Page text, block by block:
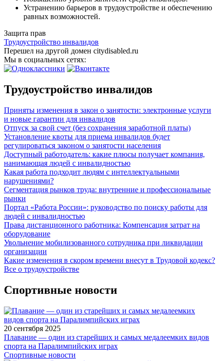
Устранению барьеров в трудоустройстве и обеспечению
равных возможностей.
Защита прав
Трудоустройство инвалидов
Перешел на другой домен citydisabled.ru
Мы в социальных сетях:
Трудоустройство инвалидов
Приняты изменения в закон о занятости: электронные услуги
и новые гарантии для инвалидов
Отпуск за свой счет (без сохранения заработной платы)
Установление квоты для приема инвалидов будет
регулироваться законом о занятости населения
Доступный работодатель: какие плюсы получает компания,
нанимающая людей с инвалидностью
Какая работа подходит людям с интеллектуальными
нарушениями?
Сегментация рынков труда: внутренние и профессиональные
рынки
Портал «Работа России»: руководство по поиску работы для
людей с инвалидностью
Права дистанционного работника: Компенсация затрат на
оборудование
Увольнение мобилизованного сотрудника при ликвидации
организации
Какие изменения в скором времени внесут в Трудовой кодекс?
Все о трудоустройстве
Спортивные новости
20 сентября 2025
Плавание — один из старейших и самых медалеемких видов
спорта на Паралимпийских играх
Спортивные новости